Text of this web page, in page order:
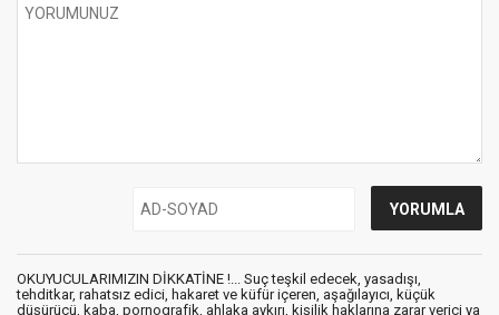
OKUYUCULARIMIZIN DİKKATİNE !... Suç teşkil edecek, yasadışı,
tehditkar, rahatsız edici, hakaret ve küfür içeren, aşağılayıcı, küçük
düşürücü, kaba, pornografik, ahlaka aykırı, kişilik haklarına zarar verici ya